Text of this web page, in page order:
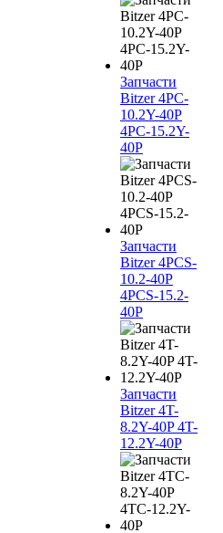
Запчасти
Bitzer 4PC-
10.2Y-40P
4PC-15.2Y-
40P
Запчасти
Bitzer 4PCS-
10.2-40P
4PCS-15.2-
40P
Запчасти
Bitzer 4T-
8.2Y-40P 4T-
12.2Y-40P